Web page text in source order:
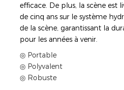
efficace. De plus, la scène est
de cinq ans sur le système
de la scène, garantissant la
pour les années à venir.
◎ Portable
◎ Polyvalent
◎ Robuste